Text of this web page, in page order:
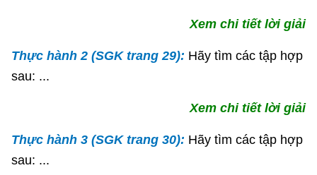
Xem chi tiết lời giải
Thực hành 2 (SGK trang 29): Hãy tìm các tập hợp
sau: ...
Xem chi tiết lời giải
Thực hành 3 (SGK trang 30): Hãy tìm các tập hợp
sau: ...